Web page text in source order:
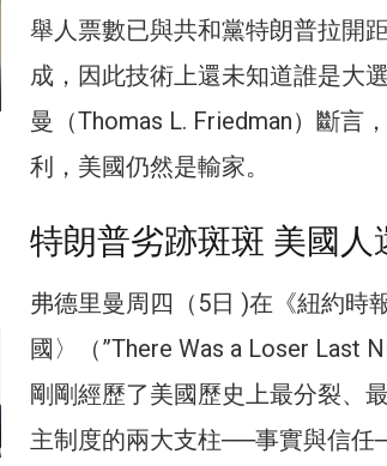
舉人票數已與共和黨特朗普拉開
成，因此技術上還未知道誰是大
曼（Thomas L. Friedman）斷言
利，美國仍然是輸家。
特朗普劣跡斑斑 美國人
弗德里曼周四（5日 )在《紐約時
國〉（”There Was a Loser Last
剛剛經歷了美國歷史上最分裂、
主制度的兩大支柱──事實與信